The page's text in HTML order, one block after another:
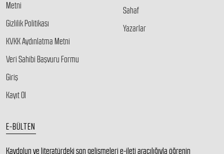
Metni
Gizlilik Politikası
KVKK Aydınlatma Metni
Veri Sahibi Başvuru Formu
Giriş
Kayıt Ol
Sahaf
Yazarlar
E-BÜLTEN
Kaydolun ve literatürdeki son gelişmeleri e-ileti aracılığıyla öğrenin